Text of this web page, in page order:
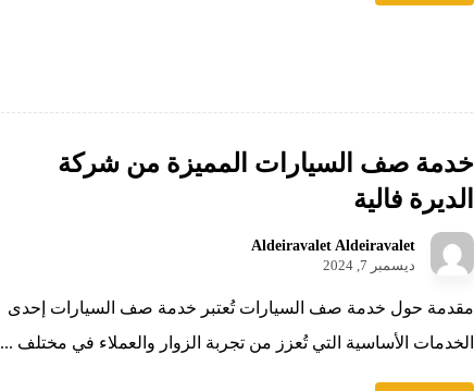
خدمة صف السيارات المميزة من شركة
الديرة فالية
Aldeiravalet Aldeiravalet
ديسمبر 7, 2024
مقدمة حول خدمة صف السيارات تُعتبر خدمة صف السيارات إحدى
الخدمات الأساسية التي تُعزز من تجربة الزوار والعملاء في مختلف ...